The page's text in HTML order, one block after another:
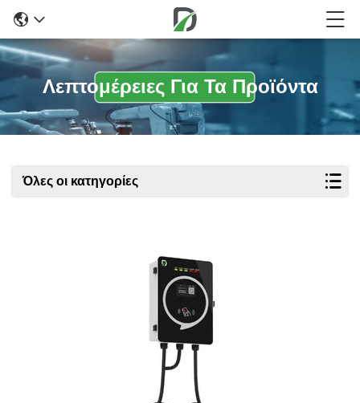
Λεπτομέρειες Για Τα Προϊόντα
Όλες οι κατηγορίες